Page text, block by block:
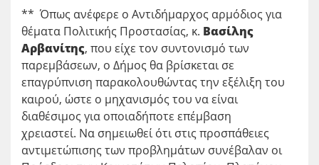
** Όπως ανέφερε ο Αντιδήμαρχος αρμόδιος για
θέματα Πολιτικής Προστασίας, κ. Βασίλης
Αρβανίτης, που είχε τον συντονισμό των
παρεμβάσεων, ο Δήμος θα βρίσκεται σε
επαγρύπνιση παρακολουθώντας την εξέλιξη του
καιρού, ώστε ο μηχανισμός του να είναι
διαθέσιμος για οποιαδήποτε επέμβαση
χρειαστεί. Να σημειωθεί ότι στις προσπάθειες
αντιμετώπισης των προβλημάτων συνέβαλαν οι